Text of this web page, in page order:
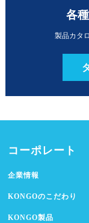
各
製品カタ
コーポレート
企業情報
KONGOのこだわり
KONGO製品